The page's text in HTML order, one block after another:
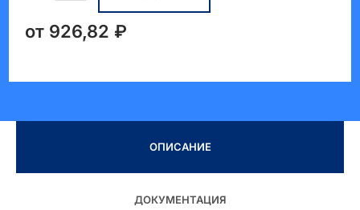
UniGrip
от 926,82 ₽
ОПИСАНИЕ
ДОКУМЕНТАЦИЯ